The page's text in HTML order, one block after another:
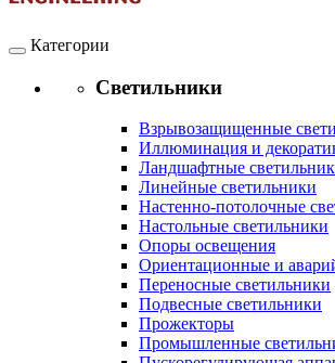
Категории
Светильники
Взрывозащищенные
Иллюминация и
Ландшафтные
Линейные светильники
Настенно-потолочные
Настольные светильники
Опоры освещения
Ориентационные и
Переносные светильники
Подвесные светильники
Прожекторы
Промышленные